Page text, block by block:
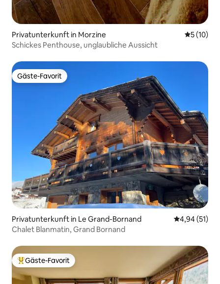
Privatunterkunft in Morzine
5 (10)
Schickes Penthouse, unglaubliche Aussicht
Gäste-Favorit
Gäste-Favorit
Privatunterkunft in Le Grand-Bornand
4,94 (51)
Chalet Blanmatin, Grand Bornand
Beliebter Gäste-Favorit.
Gäste-Favorit